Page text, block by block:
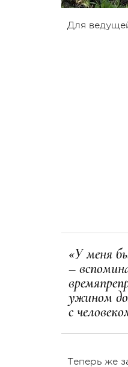
Для
«У меня
–
ужином
с
Теперь же